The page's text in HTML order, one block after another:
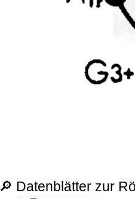
🔎 Datenblätter zur